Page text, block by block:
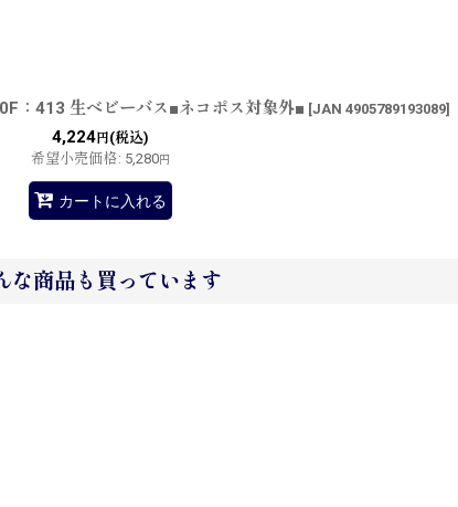
：413 生ベビーバス■ネコポス対象外■ [JAN 4905789193089]
4,224円(税込)
希望小売価格: 5,280円
カートに入れる
な商品も買っています